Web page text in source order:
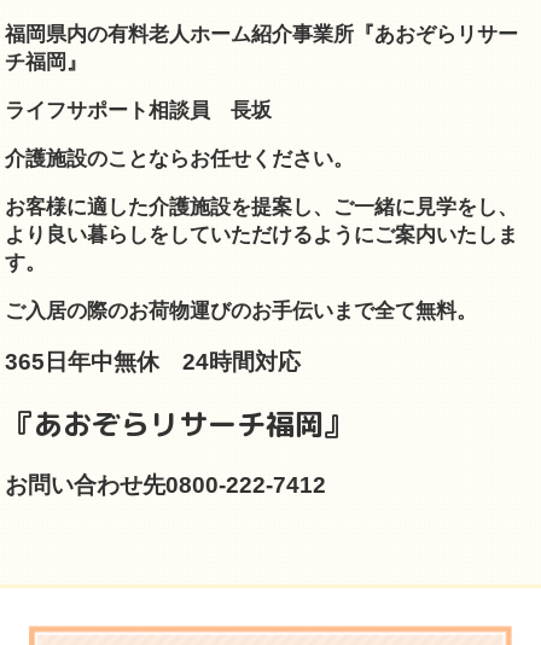
福岡県内の有料老人ホーム紹介事業所『あおぞらリサー
チ福岡』
ライフサポート相談員 長坂
介護施設のことならお任せください。
お客様に適した介護施設を提案し、 ご一緒に見学をし、
より良い暮らしをしていただけるようにご案内いたしま
す。
ご入居の際のお荷物運びのお手伝いまで全て無料。
365日年中無休 24時間対応
『あおぞらリサーチ福岡』
お問い合わせ先0800-222-7412